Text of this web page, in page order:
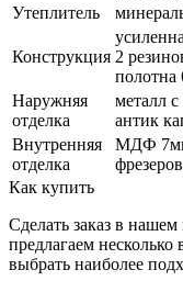
Утеплитель
Конструкция 2
Наружняя
отделка
металл
антик
Внутренняя
отделка
МДФ
Как купить
Сделать заказ в
предлагаем
выбрать наиболее